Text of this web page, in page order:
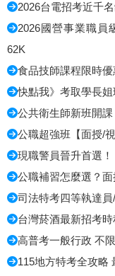
2026台電招考近千
2026國營事業職員
62K
食品技師課程限時優
快點我》考取學長
公共衛生師新班開
公職超強班【面授/
現職警員晉升首選
公職補習怎麼選？
司法特考四等執達
台灣菸酒最新招考
高普考一般行政 不
115地方特考全攻略